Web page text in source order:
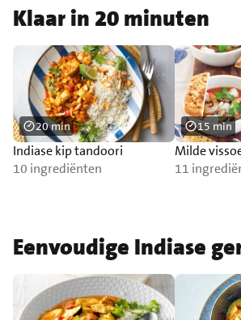
Klaar in 20 minuten
Indiase kip tandoori
10 ingrediënten
20 min
Milde
11
15 min
Eenvoudige Indiase